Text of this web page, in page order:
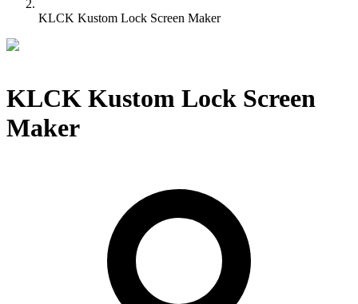
KLCK Kustom Lock Screen Maker
KLCK Kustom Lock Screen
Maker